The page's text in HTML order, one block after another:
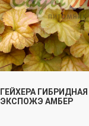
ГЕЙХЕРА
ЭКСПОЖЭ АМБЕР